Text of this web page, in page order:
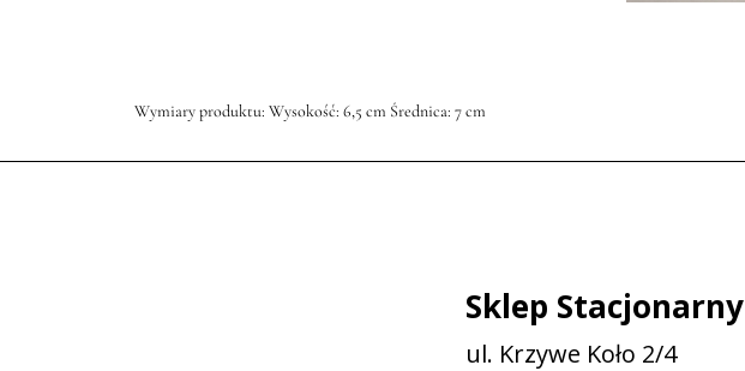
Wymiary produktu: Wysokość: 6,5 cm Średnica: 7 cm
ul. Krzywe Koło 2/4
Sklep Stacjonarny